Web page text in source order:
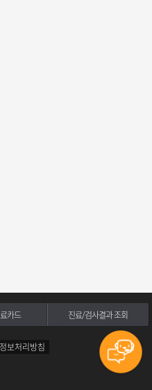
카드 진료/검사결과 조회
보처리방침